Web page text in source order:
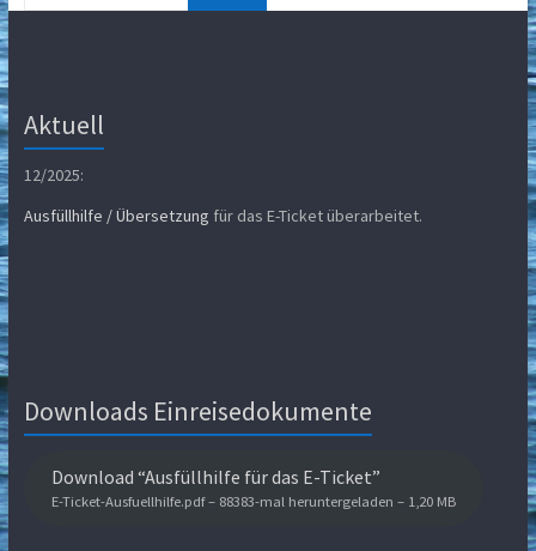
Aktuell
12/2025:
Ausfüllhilfe / Übersetzung für das E-Ticket überarbeitet.
Downloads Einreisedokumente
Download “Ausfüllhilfe für das E-Ticket”
E-Ticket-Ausfuellhilfe.pdf – 88383-mal heruntergeladen – 1,20 MB